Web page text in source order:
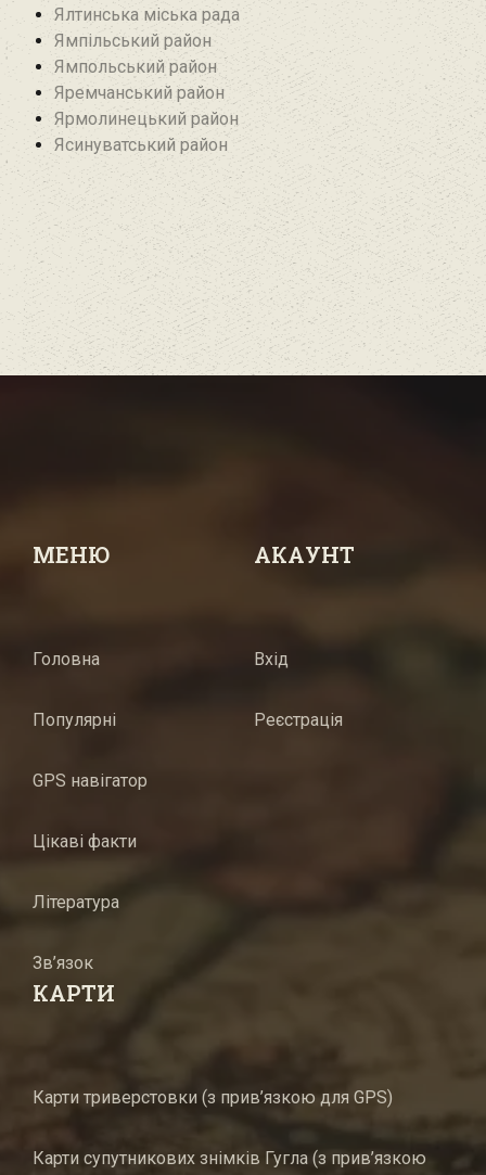
Ялтинська міська рада
Ямпільський район
Ямпольський район
Яремчанський район
Ярмолинецький район
Ясинуватський район
МЕНЮ
Головна
Популярні
GPS навігатор
Цікаві факти
Література
Зв’язок
АКАУНТ
Вхід
Реєстрація
КАРТИ
Карти триверстовки (з прив’язкою для GPS)
Карти супутникових знімків Гугла (з прив’язкою